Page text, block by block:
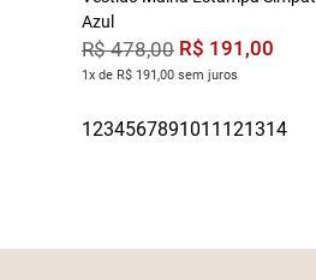
Azul
R$ 478,00 R$ 191 ,00
1x de R$ 191,00 sem juros